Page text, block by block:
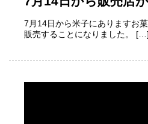
7月14日から米子にありますお
販売することになりました。 […]